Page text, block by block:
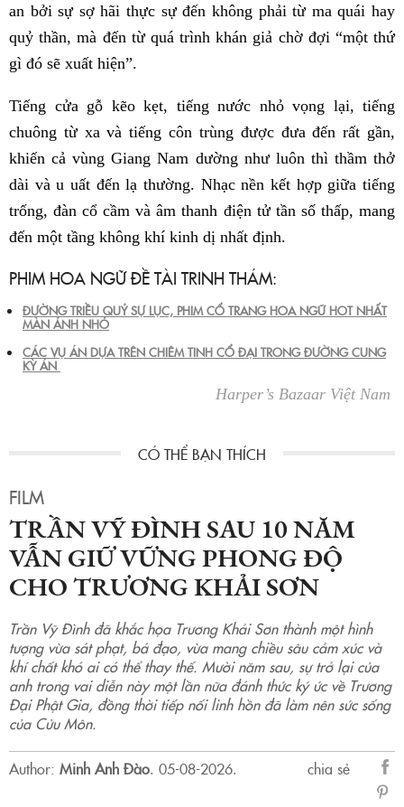
an bởi sự sợ hãi thực sự đến không phải từ ma quái hay
quỷ thần, mà đến từ quá trình khán giả chờ đợi “một thứ
gì đó sẽ xuất hiện”.
Tiếng cửa gỗ kẽo kẹt, tiếng nước nhỏ vọng lại, tiếng
chuông từ xa và tiếng côn trùng được đưa đến rất gần,
khiến cả vùng Giang Nam dường như luôn thì thầm thở
dài và u uất đến lạ thường. Nhạc nền kết hợp giữa tiếng
trống, đàn cổ cầm và âm thanh điện tử tần số thấp, mang
đến một tầng không khí kinh dị nhất định.
PHIM HOA NGỮ ĐỀ TÀI TRINH THÁM:
ĐƯỜNG TRIỀU QUỶ SỰ LỤC, PHIM CỔ TRANG HOA NGỮ HOT NHẤT
MÀN ẢNH NHỎ
CÁC VỤ ÁN DỰA TRÊN CHIÊM TINH CỔ ĐẠI TRONG ĐƯỜNG CUNG
KỲ ÁN
Harper’s Bazaar Việt Nam
FILM
TRẦN VỸ ĐÌNH SAU 10 NĂM
VẪN GIỮ VỮNG PHONG ĐỘ
CHO TRƯƠNG KHẢI SƠN
Trần Vỹ Đình đã khắc họa Trương Khải Sơn thành một hình
tượng vừa sát phạt, bá đạo, vừa mang chiều sâu cảm xúc và
khí chất khó ai có thể thay thế. Mười năm sau, sự trở lại của
anh trong vai diễn này một lần nữa đánh thức ký ức về Trương
Đại Phật Gia, đồng thời tiếp nối linh hồn đã làm nên sức sống
của Cửu Môn.
Author: Minh Anh Đào. 05-08-2026.
chia sẻ
sẻ